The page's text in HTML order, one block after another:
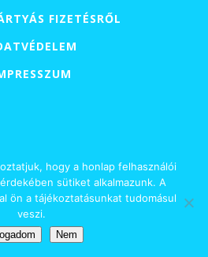
FIZETÉSRŐL
| SELYEMFESTÉS, SELYEMSÁLAK,
TERMÉKEK | A HONLAPOT KÉSZÍTETTE:
CASCARA
hogy a honlap felhasználói
sütiket alkalmazunk. A
ön a tájékoztatásunkat tudomásul
veszi.
Nem